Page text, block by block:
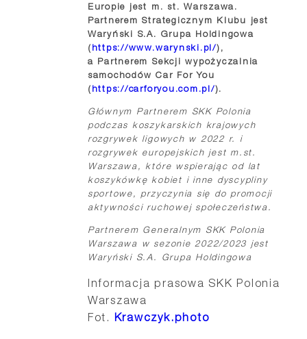
Europie jest m. st. Warszawa.
Partnerem Strategicznym Klubu jest
Waryński S.A. Grupa Holdingowa
( https://www.warynski.pl/ ),
a Partnerem Sekcji wypożyczalnia
samochodów Car For You
( https://carforyou.com.pl/ ).
Głównym Partnerem SKK Polonia
podczas koszykarskich krajowych
rozgrywek ligowych w 2022 r. i
rozgrywek europejskich jest m.st.
Warszawa, które wspierając od lat
koszykówkę kobiet i inne dyscypliny
sportowe, przyczynia się do promocji
aktywności ruchowej społeczeństwa.
Partnerem Generalnym SKK Polonia
Warszawa w sezonie 2022/2023 jest
Waryński S.A. Grupa Holdingowa
Informacja prasowa SKK Polonia
Warszawa
Fot. Krawczyk.photo